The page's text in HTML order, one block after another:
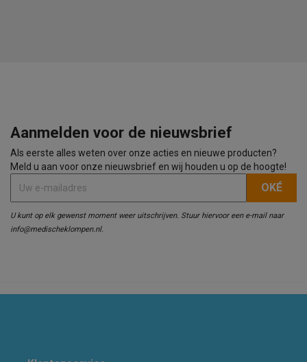
Aanmelden voor de nieuwsbrief
Als eerste alles weten over onze acties en nieuwe producten?
Meld u aan voor onze nieuwsbrief en wij houden u op de hoogte!
U kunt op elk gewenst moment weer uitschrijven. Stuur hiervoor een e-mail naar
info@medischeklompen.nl.